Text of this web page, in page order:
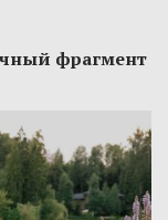
фрагмент